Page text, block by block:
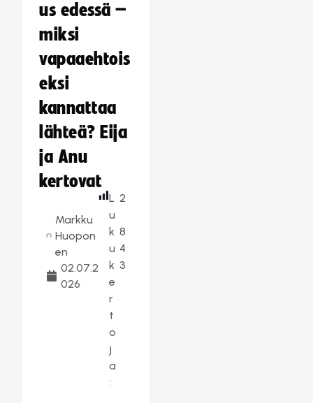
us edessä –
miksi
vapaaehtois
eksi
kannattaa
lähteä? Eija
ja Anu
kertovat
Markku
Huopon
en
02.07.2
026
L
u
k
u
k
e
r
t
o
j
a
:
2
8
4
3